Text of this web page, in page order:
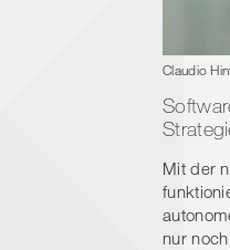
Claudio
Mit der
nur